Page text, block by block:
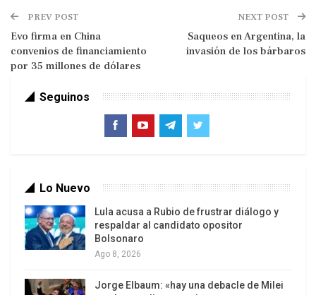
‘Nos permite afirmar de manera categoría y
denunciar a la comunidad internacional que ha
salido ilegalmente del país como producto de un
operativo que ha sido planificado, diseñado,
ejecutado y operativizado por el gobierno de
Mostrando una serie de recortes de periódicos
Estados Unidos y de otras personas del entorno
se puede colegir que el operativo fue realizado
por profesionales, como afirma también el New
York Times, y descartó una supuesto secuestro
PREV POST
Evo firma en China
convenios de financiamiento
por 35 millones de dólares
NEXT POST
Saqueos en Argentina, la
invasión de los bárbaros
Seguinos
Lo Nuevo
Lula acusa a Rubio de frustrar diálogo y
respaldar al candidato opositor
Bolsonaro
Ago 8, 2026
Jorge Elbaum: «hay una debacle de Milei